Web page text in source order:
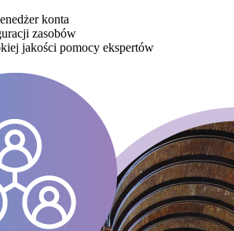
konta
zasobów
jakości pomocy ekspertów